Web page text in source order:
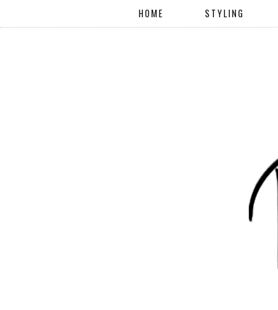
HOME STYLING